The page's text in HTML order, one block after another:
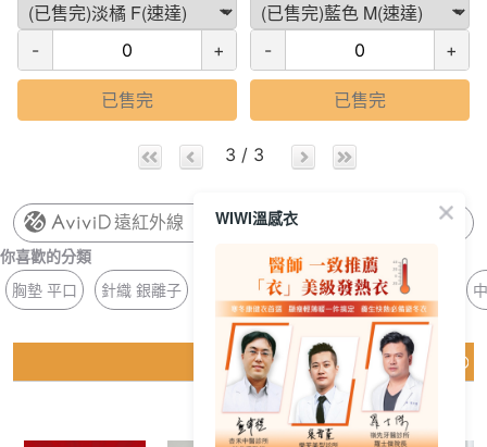
- +
已售完
- +
已售完
3 / 3
遠紅外線
你喜歡的分類
胸墊 平口
針織 銀離子 手套 冰霸 冰氧 壓條 冰晶 濕氣
猜你喜歡
WIWI溫感衣